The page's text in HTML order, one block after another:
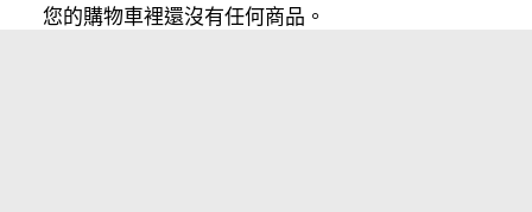
您的購物車裡還沒有任何商品。